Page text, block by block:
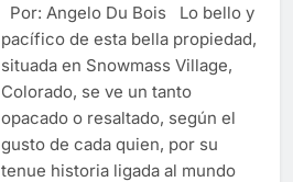
Por: Angelo Du Bois Lo bello y
pacífico de esta bella propiedad,
situada en Snowmass Village,
Colorado, se ve un tanto
opacado o resaltado, según el
gusto de cada quien, por su
tenue historia ligada al mundo